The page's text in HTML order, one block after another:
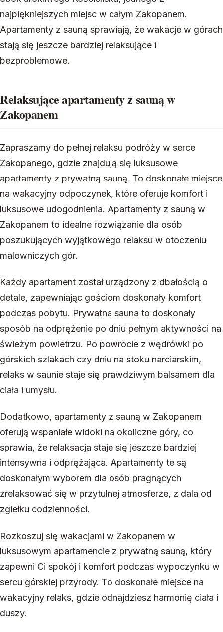
najpiękniejszych miejsc w całym Zakopanem.
Apartamenty z sauną sprawiają, że wakacje w górach
stają się jeszcze bardziej relaksujące i
bezproblemowe.
Relaksujące apartamenty z sauną w
Zakopanem
Zapraszamy do pełnej relaksu podróży w serce
Zakopanego, gdzie znajdują się luksusowe
apartamenty z prywatną sauną. To doskonałe miejsce
na wakacyjny odpoczynek, które oferuje komfort i
luksusowe udogodnienia. Apartamenty z sauną w
Zakopanem to idealne rozwiązanie dla osób
poszukujących wyjątkowego relaksu w otoczeniu
malowniczych gór.
Każdy apartament został urządzony z dbałością o
detale, zapewniając gościom doskonały komfort
podczas pobytu. Prywatna sauna to doskonały
sposób na odprężenie po dniu pełnym aktywności na
świeżym powietrzu. Po powrocie z wędrówki po
górskich szlakach czy dniu na stoku narciarskim,
relaks w saunie staje się prawdziwym balsamem dla
ciała i umysłu.
Dodatkowo, apartamenty z sauną w Zakopanem
oferują wspaniałe widoki na okoliczne góry, co
sprawia, że relaksacja staje się jeszcze bardziej
intensywna i odprężająca. Apartamenty te są
doskonałym wyborem dla osób pragnących
zrelaksować się w przytulnej atmosferze, z dala od
zgiełku codzienności.
Rozkoszuj się wakacjami w Zakopanem w
luksusowym apartamencie z prywatną sauną, który
zapewni Ci spokój i komfort podczas wypoczynku w
sercu górskiej przyrody. To doskonałe miejsce na
wakacyjny relaks, gdzie odnajdziesz harmonię ciała i
duszy.